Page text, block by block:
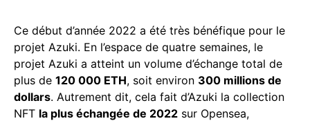
Ce début d’année 2022 a été très bénéfique pour le
projet Azuki. En l’espace de quatre semaines, le
projet Azuki a atteint un volume d’échange total de
plus de 120 000 ETH, soit environ 300 millions de
dollars. Autrement dit, cela fait d’Azuki la collection
NFT la plus échangée de 2022 sur Opensea,